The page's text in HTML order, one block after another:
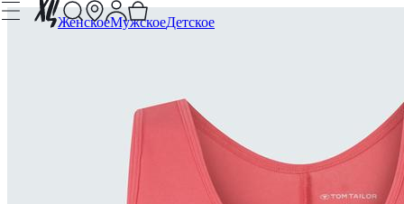
ЖенскоеМужскоеДетское